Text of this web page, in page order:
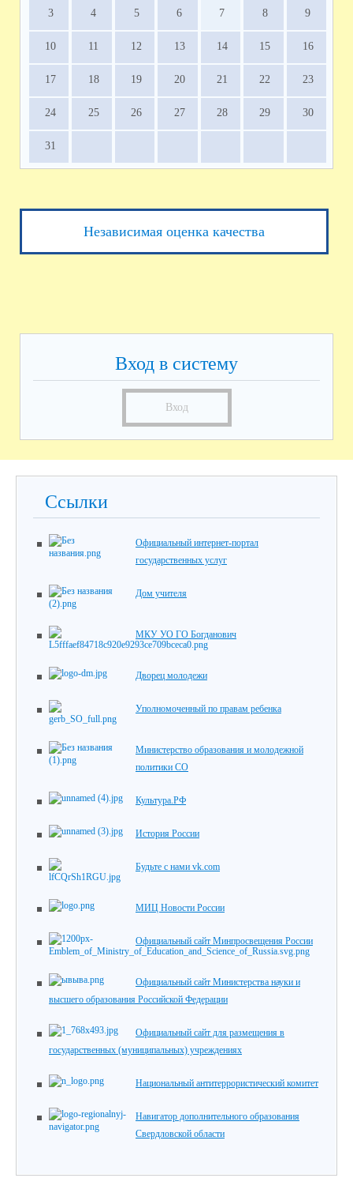
3 4 5 6 7 8 9
10 11 12 13 14 15 16
17 18 19 20 21 22 23
24 25 26 27 28 29 30
31
Независимая оценка качества
Вход в систему
Вход
Ссылки
Официальный интернет-портал
государственных услуг
Дом учителя
МКУ УО ГО Богданович
Дворец молодежи
Уполномоченный по правам ребенка
Министерство образования и молодежной
политики СО
Культура.РФ
История России
Будьте с нами vk.com
МИЦ Новости России
Официальный сайт Минпросвещения России
Официальный сайт Министерства науки и
высшего образования Российской Федерации
Официальный сайт для размещения в
государственных (муниципальных) учреждениях
Национальный антитеррористический комитет
Навигатор дополнительного образования
Свердловской области